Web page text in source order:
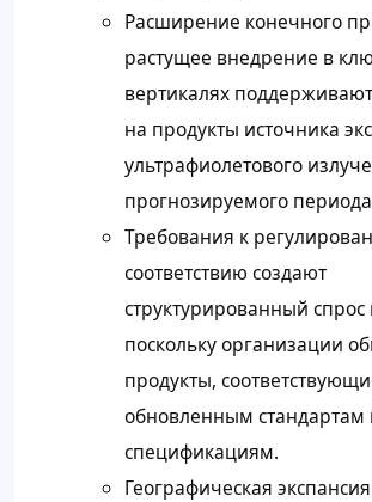
Расширение конечного
растущее внедрение в
вертикалях
на продукты источника
ультрафиолетового
прогнозируемого
Требования к
соответствию создают
структурированный спрос
поскольку организации
продукты,
обновленным стандартам
спецификациям.
Географическая